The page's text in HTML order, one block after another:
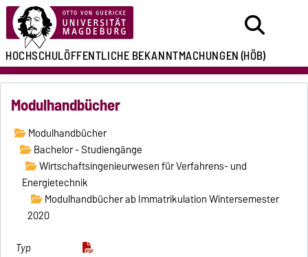
HOCHSCHULÖFFENTLICHEBEKANNTMACHUNGEN(HÖB)
Modulhandbücher
Modulhandbücher
Bachelor - Studiengänge
Wirtschaftsingenieurwesen für Verfahrens- und
Energietechnik
Modulhandbücher ab Immatrikulation Wintersemester
2020